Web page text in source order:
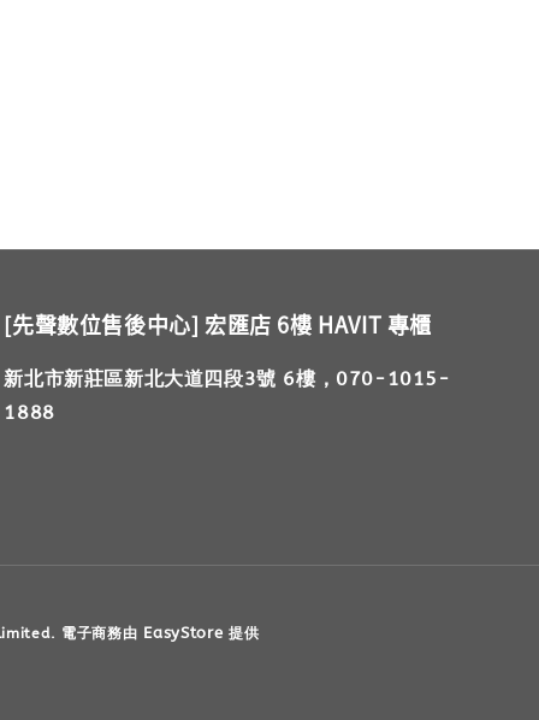
[先聲數位售後中心] 宏匯店 6樓 HAVIT 專櫃
新北市新莊區新北大道四段3號 6樓，070-1015-
1888
電子商務由 EasyStore 提供